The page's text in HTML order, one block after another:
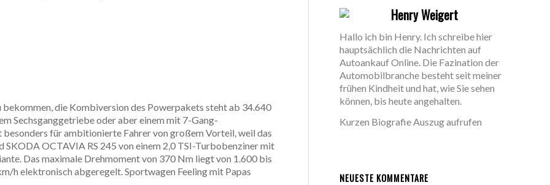
die Kombiversion des Powerpakets steht ab 34.640
Sechsganggetriebe oder aber einem mit 7-Gang-
für ambitionierte Fahrer von großem Vorteil, weil das
OCTAVIA RS 245 von einem 2,0 TSI-Turbobenziner mit
Das maximale Drehmoment von 370 Nm liegt von 1.600 bis
h elektronisch abgeregelt. Sportwagen Feeling mit Papas
Henry Weigert
Hallo ich bin Henry. Ich schreibe hier
hauptsächlich die Nachrichten auf
Autoankauf Online. Die Fazination der
Automobilbranche besteht seit meiner
frühen Kindheit und hat, wie Sie sehen
können, bis heute angehalten.
Kurzen Biografie Auszug aufrufen
NEUESTE KOMMENTARE